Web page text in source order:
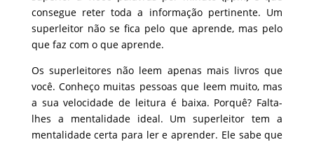
consegue reter toda a informação pertinente. Um
superleitor não se fica pelo que aprende, mas pelo
que faz com o que aprende.
Os superleitores não leem apenas mais livros que
você. Conheço muitas pessoas que leem muito, mas
a sua velocidade de leitura é baixa. Porquê? Falta-
lhes a mentalidade ideal. Um superleitor tem a
mentalidade certa para ler e aprender. Ele sabe que